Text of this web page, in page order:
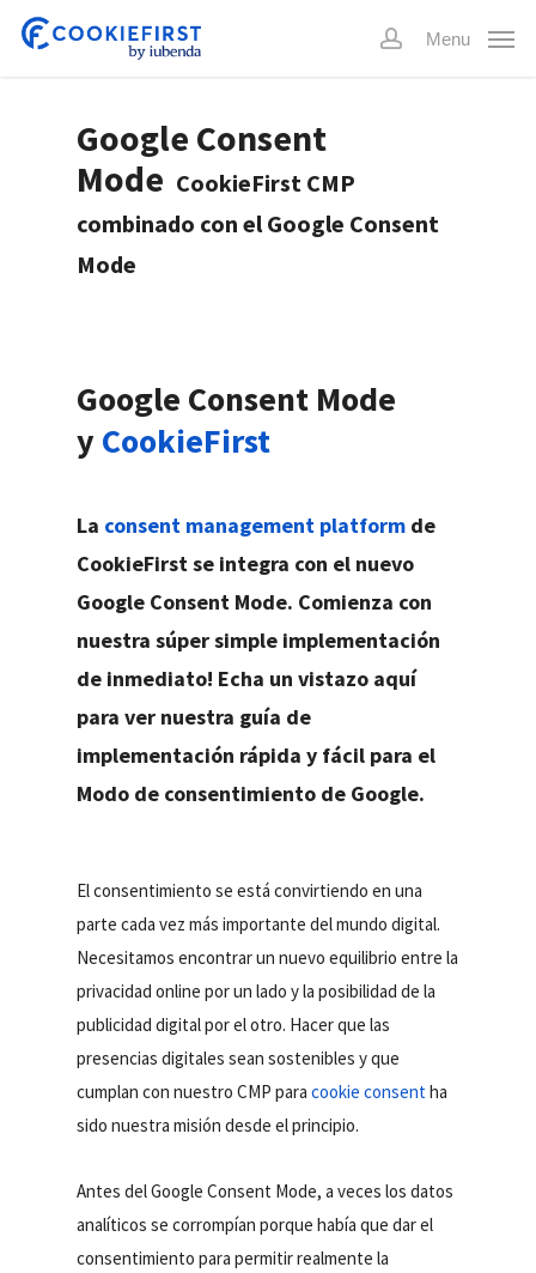
Skip
account
Menu
Google Consent
Mode CookieFirst CMP
combinado con el Google Consent
Mode
Google Consent Mode
y CookieFirst
La consent management platform de
CookieFirst se integra con el nuevo
Google Consent Mode. Comienza con
nuestra súper simple implementación
de inmediato! Echa un vistazo aquí
para ver nuestra guía de
implementación rápida y fácil para el
Modo de consentimiento de Google.
El consentimiento se está convirtiendo en una
parte cada vez más importante del mundo digital.
Necesitamos encontrar un nuevo equilibrio entre la
privacidad online por un lado y la posibilidad de la
publicidad digital por el otro. Hacer que las
presencias digitales sean sostenibles y que
cumplan con nuestro CMP paracookie consentha
sido nuestra misión desde el principio.
Antes del Google Consent Mode, a veces los datos
analíticos se corrompían porque había que dar el
consentimiento para permitir realmente la